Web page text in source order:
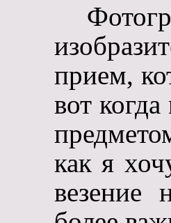
прием,
вот
как я